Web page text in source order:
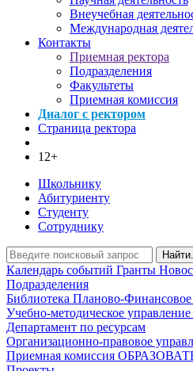
Внеучебная
Международная
Контакты
Приемная ректора
Подразделения
Факультеты
Приемная комиссия
Диалог с ректором
Страница ректора
12+
Школьнику
Абитуриенту
Студенту
Сотруднику
Календарь событий Гранты
Подразделения
Библиотека Планово-Финансовое
Учебно-методическое управление
Департамент по ресурсам
Организационно-правовое
Приемная комиссия